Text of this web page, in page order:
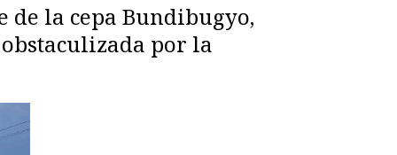
de la cepa Bundibugyo,
por la